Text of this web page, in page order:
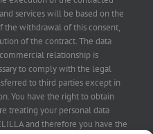
services will be based on the
the withdrawal of this consent,
of the contract. The data
relationship is
to comply with the legal
to third parties except in
You have the right to obtain
treating your personal data
and therefore you have the